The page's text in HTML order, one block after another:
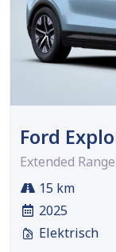
Ford
Extended
15 km
2025
Elektrisch